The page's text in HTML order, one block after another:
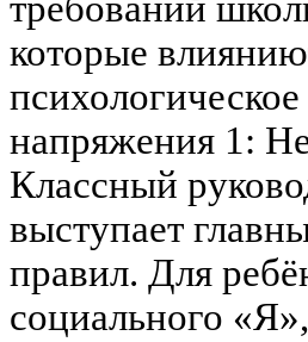
требований
которые
напряжения 1:
Классный
выступает
правил. Для
социального